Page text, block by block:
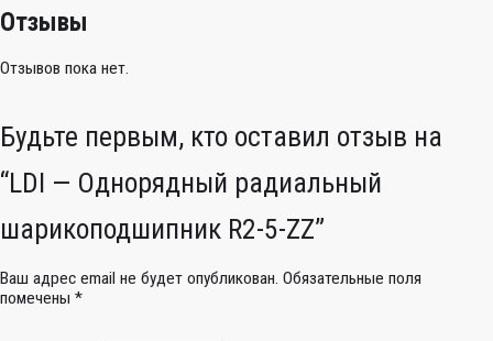
Отзывы
Отзывов пока нет.
Будьте первым, кто оставил отзыв на
“LDI — Однорядный радиальный
шарикоподшипник R2-5-ZZ”
Ваш адрес email не будет опубликован. Обязательные поля
помечены *